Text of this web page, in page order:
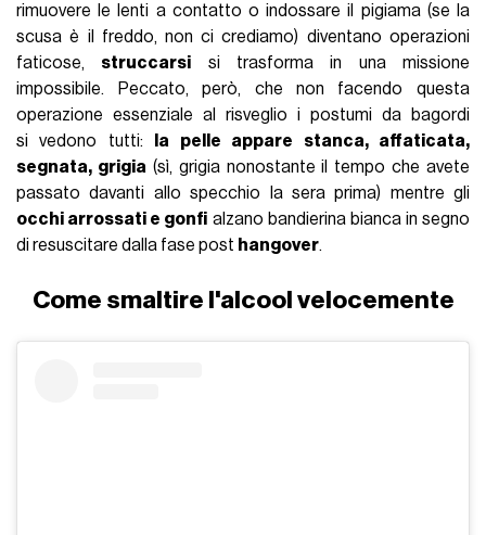
rimuovere le lenti a contatto o indossare il pigiama (se la
scusa è il freddo, non ci crediamo) diventano operazioni
faticose, struccarsi si trasforma in una missione
impossibile. Peccato, però, che non facendo questa
operazione essenziale al risveglio i postumi da bagordi
si vedono tutti:
la pelle appare stanca, affaticata,
segnata, grigia (sì, grigia nonostante il tempo che avete
passato davanti allo specchio la sera prima) mentre gli
occhi arrossati e gonfi alzano bandierina bianca in segno
di resuscitare dalla fase post hangover.
Come smaltire l'alcool velocemente